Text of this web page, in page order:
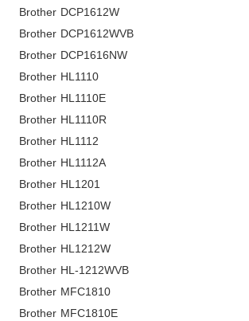
Brother DCP1612W
Brother DCP1612WVB
Brother DCP1616NW
Brother HL1110
Brother HL1110E
Brother HL1110R
Brother HL1112
Brother HL1112A
Brother HL1201
Brother HL1210W
Brother HL1211W
Brother HL1212W
Brother HL-1212WVB
Brother MFC1810
Brother MFC1810E